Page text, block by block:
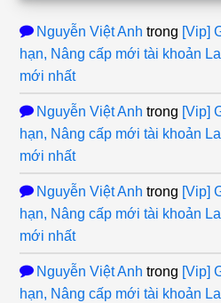
Nguyễn Việt Anh trong [Vip]
hạn, Nâng cấp mới tài khoản
mới nhất
Nguyễn Việt Anh trong [Vip]
hạn, Nâng cấp mới tài khoản
mới nhất
Nguyễn Việt Anh trong [Vip]
hạn, Nâng cấp mới tài khoản
mới nhất
Nguyễn Việt Anh trong [Vip]
hạn, Nâng cấp mới tài khoản